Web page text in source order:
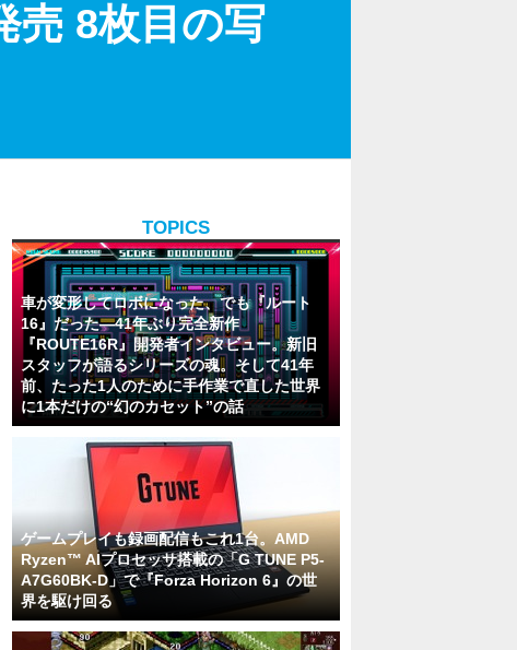
8枚目の写
TOPICS
車が変形してロボになった、でも『ルート
16』だった―41年ぶり完全新作
『ROUTE16R』開発者インタビュー。新旧
スタッフが語るシリーズの魂。そして41年
前、たった1人のために手作業で直した世界
に1本だけの“幻のカセット”の話
ゲームプレイも録画配信もこれ1台。AMD
Ryzen™ AIプロセッサ搭載の「G TUNE P5-
A7G60BK-D」で『Forza Horizon 6』の世
界を駆け回る